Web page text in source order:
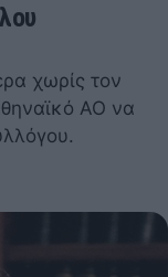
χωρίς τον
ΑΟ να